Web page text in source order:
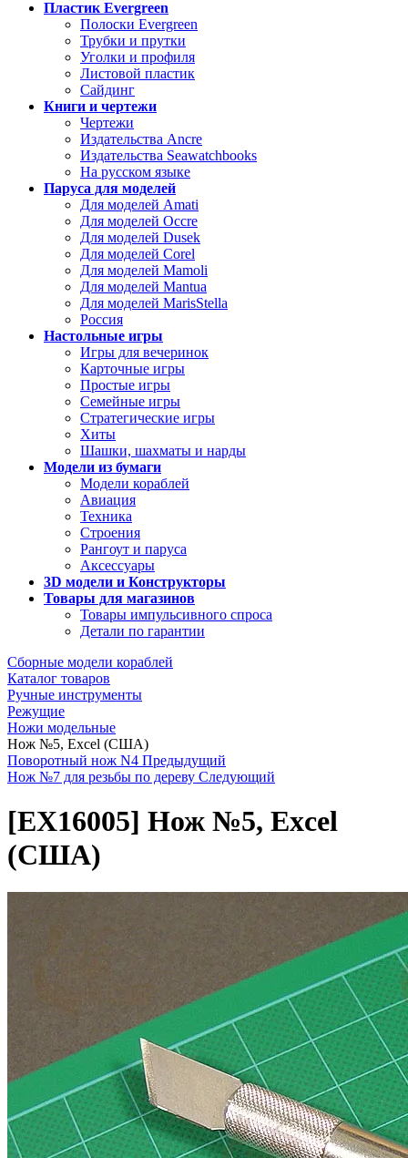
Пластик Evergreen
Полоски Evergreen
Трубки и прутки
Уголки и профиля
Листовой пластик
Сайдинг
Книги и чертежи
Чертежи
Издательства Ancre
Издательства Seawatchbooks
На русском языке
Паруса для моделей
Для моделей Amati
Для моделей Occre
Для моделей Dusek
Для моделей Corel
Для моделей Mamoli
Для моделей Mantua
Для моделей MarisStella
Россия
Настольные игры
Игры для вечеринок
Карточные игры
Простые игры
Семейные игры
Стратегические игры
Хиты
Шашки, шахматы и нарды
Модели из бумаги
Модели кораблей
Авиация
Техника
Строения
Рангоут и паруса
Аксессуары
3D модели и Конструкторы
Товары для магазинов
Товары импульсивного спроса
Детали по гарантии
Сборные модели кораблей
Каталог товаров
Ручные инструменты
Режущие
Ножи модельные
Нож №5, Excel (США)
Поворотный нож N4 Предыдущий
Нож №7 для резьбы по дереву Следующий
[EX16005] Нож №5, Excel
(США)